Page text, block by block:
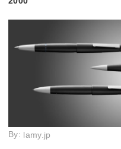
By: lamy.jp